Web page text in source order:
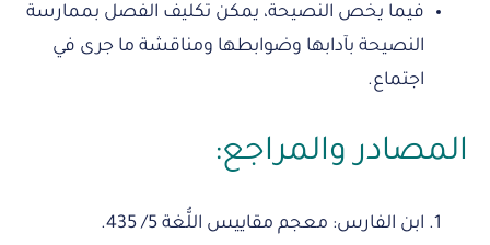
فيما يخص النصيحة، يمكن تكليف الفصل بممارسة
النصيحة بآدابها وضوابطها ومناقشة ما جرى في
اجتماع.
المصادر والمراجع:
ابن الفارس: معجم مقاييس اللُّغة 5/ 435.